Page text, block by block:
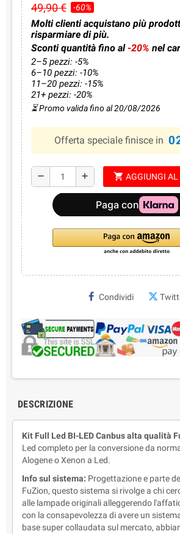
49,90 € -60%
Molti clienti acquistano più
risparmiare di più.
Sconti quantità fino al-20% nel
2–5 pezzi: -5%
6–10 pezzi: -10%
11–20 pezzi: -15%
21+ pezzi: -20%
⏳ Promo valida fino al 20/08/2026
Offerta speciale finisce in
remove add shopping_cart AGGIUNGI AL
Condividi
DESCRIZIONE
Kit Full Led BI-LED Canbus alta qualità
Led completo per la conversione da
Alogene o Xenon a Led.
Info sul sistema: Progettazione e parte
FuZion, questo sistema si rivolge a chi
alle lampade originali alleggerendo
con la consapevolezza di avere un
base super collaudata sul mercato,